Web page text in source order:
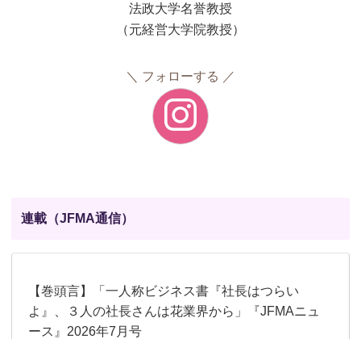
法政大学名誉教授
（元経営大学院教授）
フォローする
連載（JFMA通信）
【巻頭言】「一人称ビジネス書『社長はつらい
よ』、３人の社長さんは花業界から」『JFMAニュ
ース』2026年7月号